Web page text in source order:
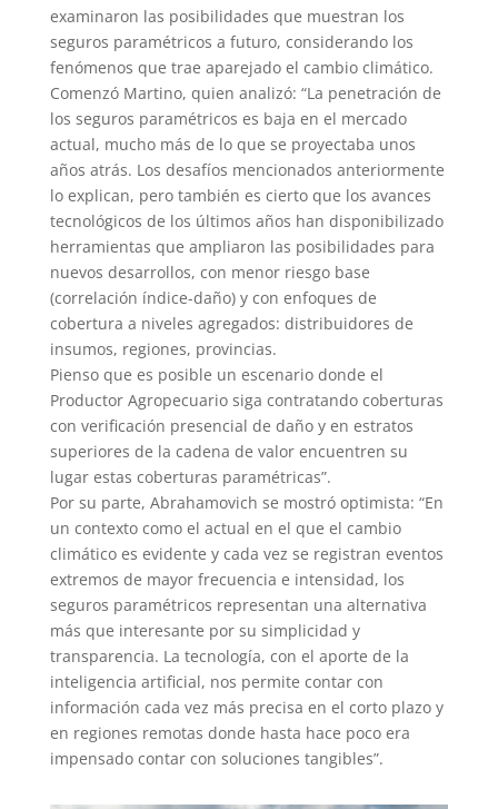
examinaron las posibilidades que muestran los
seguros paramétricos a futuro, considerando los
fenómenos que trae aparejado el cambio climático.
Comenzó Martino, quien analizó: “La penetración de
los seguros paramétricos es baja en el mercado
actual, mucho más de lo que se proyectaba unos
años atrás. Los desafíos mencionados anteriormente
lo explican, pero también es cierto que los avances
tecnológicos de los últimos años han disponibilizado
herramientas que ampliaron las posibilidades para
nuevos desarrollos, con menor riesgo base
(correlación índice-daño) y con enfoques de
cobertura a niveles agregados: distribuidores de
insumos, regiones, provincias.
Pienso que es posible un escenario donde el
Productor Agropecuario siga contratando coberturas
con verificación presencial de daño y en estratos
superiores de la cadena de valor encuentren su
lugar estas coberturas paramétricas”.
Por su parte, Abrahamovich se mostró optimista: “En
un contexto como el actual en el que el cambio
climático es evidente y cada vez se registran eventos
extremos de mayor frecuencia e intensidad, los
seguros paramétricos representan una alternativa
más que interesante por su simplicidad y
transparencia. La tecnología, con el aporte de la
inteligencia artificial, nos permite contar con
información cada vez más precisa en el corto plazo y
en regiones remotas donde hasta hace poco era
impensado contar con soluciones tangibles”.